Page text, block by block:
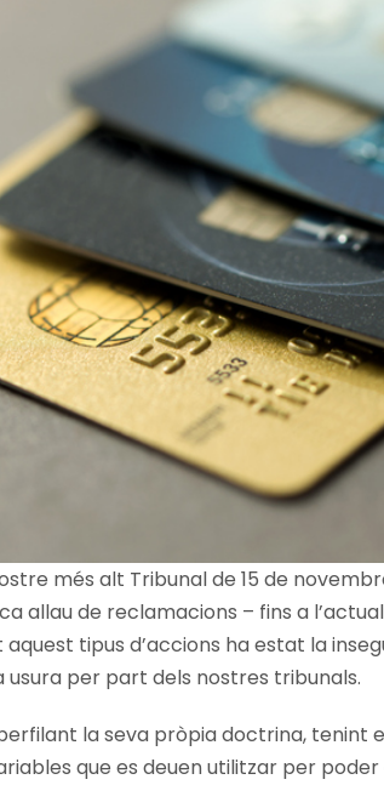
més alt Tribunal de 15 de
allau de reclamacions – fins a
tipus d’accions ha estat la
usura per part dels nostres tribunals.
la seva pròpia doctrina, tenint
que es deuen utilitzar per